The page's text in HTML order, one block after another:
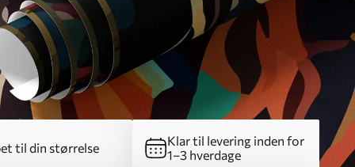
til din størrelse
Klar til levering inden for
1–3 hverdage